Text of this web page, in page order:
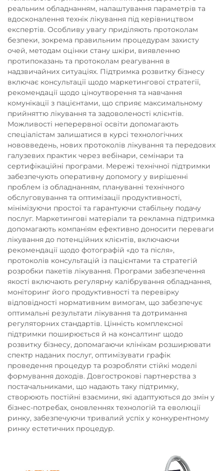
реальним обладнанням, налаштування параметрів та
вдосконалення технік лікування під керівництвом
експертів. Особливу увагу приділяють протоколам
безпеки, зокрема правильним процедурам захисту
очей, методам оцінки стану шкіри, виявленню
протипоказань та протоколам реагування в
надзвичайних ситуаціях. Підтримка розвитку бізнесу
включає консультації щодо маркетингової стратегії,
рекомендації щодо ціноутворення та навчання
комунікації з пацієнтами, що сприяє максимальному
прийняттю лікування та задоволеності клієнтів.
Можливості неперервної освіти допомагають
спеціалістам залишатися в курсі технологічних
нововведень, нових протоколів лікування та передових
галузевих практик через вебінари, семінари та
сертифікаційні програми. Мережі технічної підтримки
забезпечують оперативну допомогу у вирішенні
проблем із обладнанням, плануванні технічного
обслуговування та оптимізації продуктивності,
мінімізуючи простої та гарантуючи стабільну подачу
послуг. Маркетингові матеріали та рекламна підтримка
допомагають компаніям ефективно доносити переваги
лікування до потенційних клієнтів, включаючи
рекомендації щодо фотографій «до та після»,
протоколів консультацій із пацієнтами та стратегій
розробки пакетів лікування. Програми забезпечення
якості включають регулярну калібрування обладнання,
моніторинг його продуктивності та перевірку
відповідності нормативним вимогам, що забезпечує
оптимальні результати лікування та дотримання
регуляторних стандартів. Цінність комплексної
підтримки поширюється й на консалтинг щодо
розвитку бізнесу, допомагаючи клінікам розширювати
спектр наданих послуг, оптимізувати графік
проведення процедур та розробляти стійкі моделі
формування доходів. Довгострокові партнерства з
постачальниками, що надають таку підтримку,
створюють постійні взаємини, які адаптуються до змін у
бізнес-потребах, оновленнях технологій та еволюції
ринку, забезпечуючи тривалий успіх у конкурентному
ринку естетичних процедур.